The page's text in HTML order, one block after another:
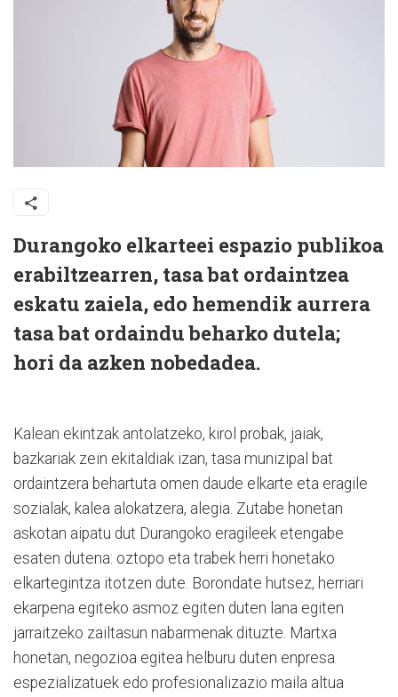
Durangoko elkarteei espazio publikoa
erabiltzearren, tasa bat ordaintzea
eskatu zaiela, edo hemendik aurrera
tasa bat ordaindu beharko dutela;
hori da azken nobedadea.
Kalean ekintzak antolatzeko, kirol probak, jaiak,
bazkariak zein ekitaldiak izan, tasa munizipal bat
ordaintzera behartuta omen daude elkarte eta eragile
sozialak, kalea alokatzera, alegia. Zutabe honetan
askotan aipatu dut Durangoko eragileek etengabe
esaten dutena: oztopo eta trabek herri honetako
elkartegintza itotzen dute. Borondate hutsez, herriari
ekarpena egiteko asmoz egiten duten lana egiten
jarraitzeko zailtasun nabarmenak dituzte. Martxa
honetan, negozioa egitea helburu duten enpresa
espezializatuek edo profesionalizazio maila altua